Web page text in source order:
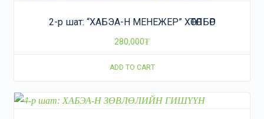
2-р шат: “ХАБЭА-Н МЕНЕЖЕР” ХӨТӨЛБӨР
280,000₮
ADD TO CART